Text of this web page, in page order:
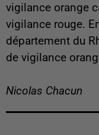
vigilance orange
vigilance rouge.
département du
de vigilance
Nicolas Chacun